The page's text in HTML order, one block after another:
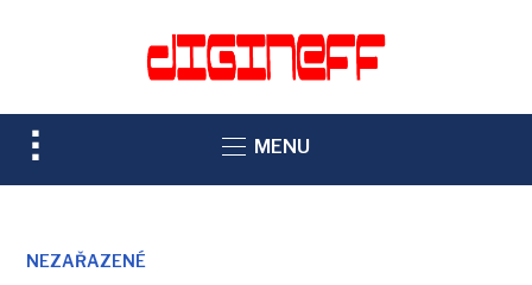
TOGGLE
SIDEBAR
NAVIGATION
MENU
NEZAŘAZENÉ